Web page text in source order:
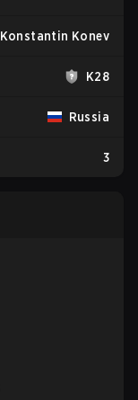
Konstantin Konev
K28
Russia
3